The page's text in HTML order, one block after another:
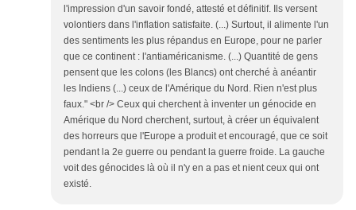
l'impression d'un savoir fondé, attesté et définitif. Ils versent
volontiers dans l'inflation satisfaite. (...) Surtout, il alimente l'un
des sentiments les plus répandus en Europe, pour ne parler
que ce continent : l'antiaméricanisme. (...) Quantité de gens
pensent que les colons (les Blancs) ont cherché à anéantir
les Indiens (...) ceux de l'Amérique du Nord. Rien n'est plus
faux." <br /> Ceux qui cherchent à inventer un génocide en
Amérique du Nord cherchent, surtout, à créer un équivalent
des horreurs que l'Europe a produit et encouragé, que ce soit
pendant la 2e guerre ou pendant la guerre froide. La gauche
voit des génocides là où il n'y en a pas et nient ceux qui ont
existé.